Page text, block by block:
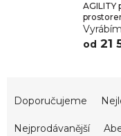
AGILITY
od 21
Doporučujeme
Nejprodávanější